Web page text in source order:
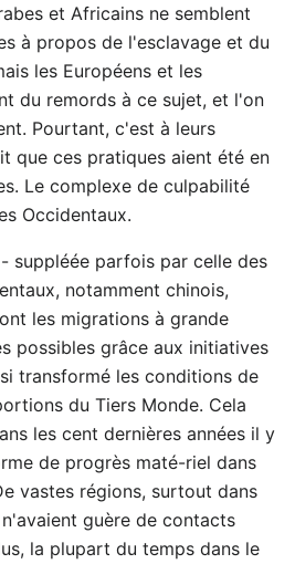
et Africains ne semblent
à propos de l'esclavage et du
les Européens et les
du remords à ce sujet, et l'on
Pourtant, c'est à leurs
que ces pratiques aient été en
Le complexe de culpabilité
Occidentaux.
suppléée parfois par celle des
notamment chinois,
les migrations à grande
possibles grâce aux initiatives
transformé les conditions de
du Tiers Monde. Cela
les cent dernières années il y
de progrès maté-riel dans
vastes régions, surtout dans
guère de contacts
la plupart du temps dans le